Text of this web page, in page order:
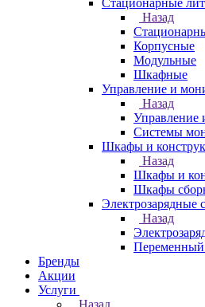
Стационарные
Назад
Корпусные
Модульные
Шкафные
Управление и
Назад
Управление
Системы
Шкафы и
Назад
Шкафы и
Шкафы
Электрозарядные
Назад
Переменный
Бренды
Акции
Услуги
Назад